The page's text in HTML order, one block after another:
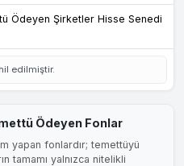
Ödeyen Şirketler Hisse Senedi
edilmiştir.
Ödeyen Fonlar
yapan fonlardır; temettüyü
tamamı yalnızca nitelikli